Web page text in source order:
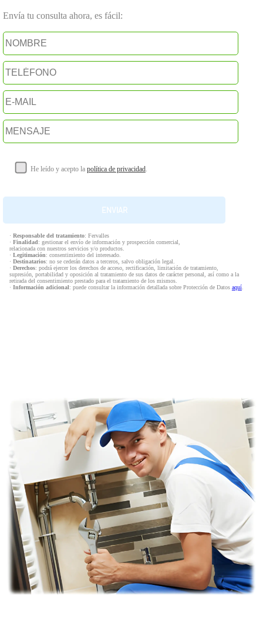
Envía tu consulta ahora, es fácil:
He leído y acepto la política de privacidad.
· Responsable del tratamiento: Fervalles
· Finalidad: gestionar el envío de información y prospección comercial,
relacionada con nuestros servicios y/o productos.
· Legitimación: consentimiento del interesado.
· Destinatarios: no se cederán datos a terceros, salvo obligación legal.
· Derechos: podrá ejercer los derechos de acceso, rectificación, limitación de tratamiento,
supresión, portabilidad y oposición al tratamiento de sus datos de carácter personal, así como a la
retirada del consentimiento prestado para el tratamiento de los mismos.
· Información adicional: puede consultar la información detallada sobre Protección de Datos aquí.